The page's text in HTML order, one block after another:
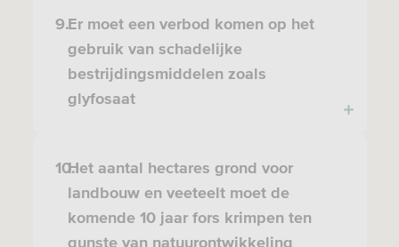
9.Er moet een verbod komen op het
gebruik van schadelijke
bestrijdingsmiddelen zoals
glyfosaat
10.Het aantal hectares grond voor
landbouw en veeteelt moet de
komende 10 jaar fors krimpen ten
gunste van natuurontwikkeling